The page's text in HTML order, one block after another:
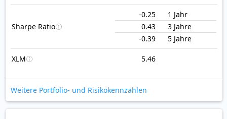
Sharpe Ratio
-0.25
1 Jahr
0.43
3 Jahre
-0.39
5 Jahre
XLM 5.46
Weitere Portfolio- und Risikokennzahlen